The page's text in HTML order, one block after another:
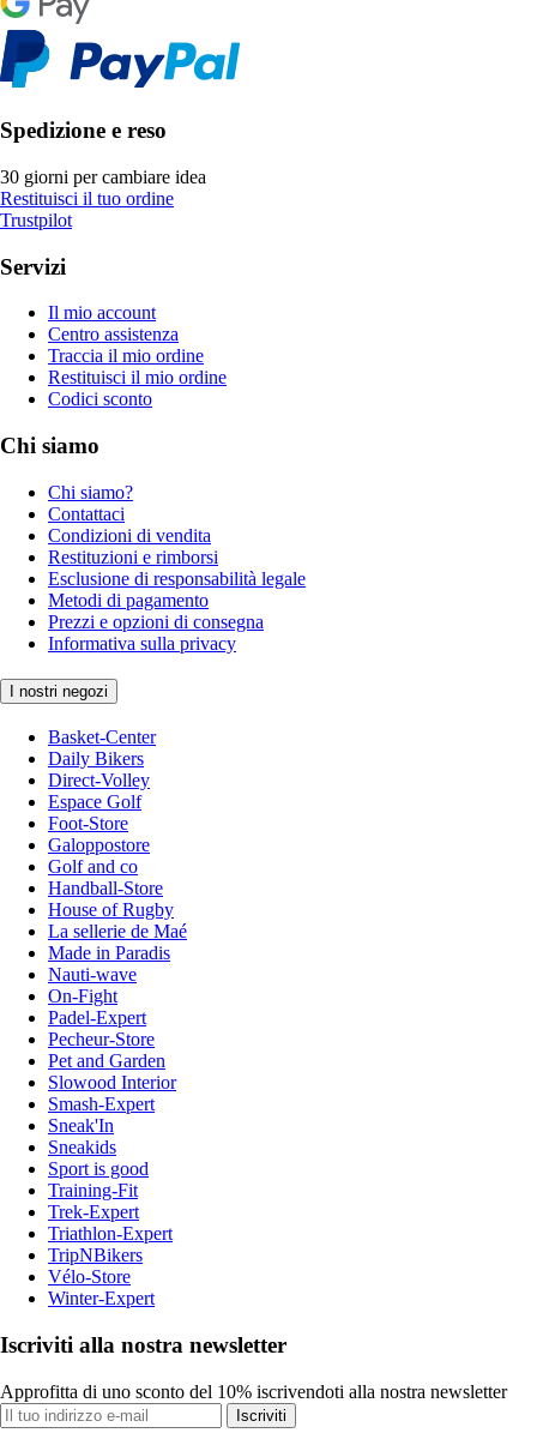
Spedizione e reso
30 giorni per cambiare idea
Restituisci il tuo ordine
Trustpilot
Servizi
Il mio account
Centro assistenza
Traccia il mio ordine
Restituisci il mio ordine
Codici sconto
Chi siamo
Chi siamo?
Contattaci
Condizioni di vendita
Restituzioni e rimborsi
Esclusione di responsabilità legale
Metodi di pagamento
Prezzi e opzioni di consegna
Informativa sulla privacy
I nostri negozi
Basket-Center
Daily Bikers
Direct-Volley
Espace Golf
Foot-Store
Galoppostore
Golf and co
Handball-Store
House of Rugby
La sellerie de Maé
Made in Paradis
Nauti-wave
On-Fight
Padel-Expert
Pecheur-Store
Pet and Garden
Slowood Interior
Smash-Expert
Sneak'In
Sneakids
Sport is good
Training-Fit
Trek-Expert
Triathlon-Expert
TripNBikers
Vélo-Store
Winter-Expert
Iscriviti alla nostra newsletter
Approfitta di uno sconto del 10% iscrivendoti alla nostra newsletter
Iscriviti